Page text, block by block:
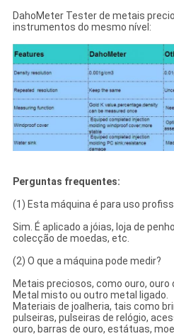
DahoMeter Tester de metais
instrumentos do mesmo nível:
Perguntas frequentes:
(1) Esta máquina é para uso
Sim. É aplicado a jóias, loja de
colecção de moedas, etc.
(2) O que a máquina pode medir?
Metais preciosos, como ouro, ouro
Metal misto ou outro metal ligado.
Materiais de joalheria, tais como
pulseiras, pulseiras de relógio,
ouro, barras de ouro, estátuas,